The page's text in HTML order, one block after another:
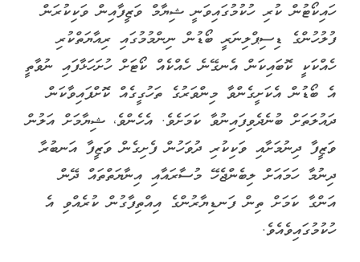
ހައިކޯޓުން ކުރި ހުކުމުގައިވަނީ ޝިޔާމް ވަޒީފާއިން ވަކިކުރަން
ފުލުހުންގެ ޑިސިޕްލިނަރީ ބޯޑުން ނިންމުމުގައި ރިއާޔަތްކުރި
ހެއްކަކީ ކޮބައިކަން އެނގޭނެ ހެއްކެއް ކޯޓަށް ހުށަހަޅާފައި ނުވާތީ
އެ ބޯޑުން އެކަށީގެންވާ މިންވަރުގެ ތަހުގީގެއް ކޮށްފައިވާކަން
ދައުލަތަށް ބުނެދެވިފައިނުވާ ކަމަށެވެ. އެހެންވެ، ޝިޔާމަށް އަލުން
ވަޒީފާ ދިނުމަށާއި ވަކިކުރި ދުވަހުން ފެށިގެން ވަޒީފާ އަނބުރާ
ދިނުމާ ހަމައަށް ލިބެންޖެހޭ މުސާރައާއި އިނާޔަތްތައް ދޭން
އަންގާ ކަމަށް ތިން ފަނޑިޔާރުންގެ އިއްތިފާގުން ކުރެއްވި އެ
ހުކުމުގައިވެއެވެ.